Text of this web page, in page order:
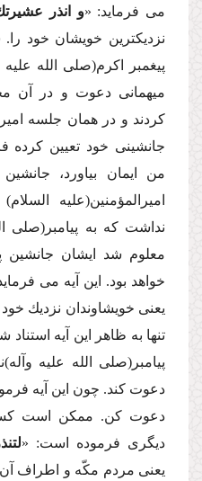
مى فرماید: «و انذر
نزدیكترین خویشان خود
پیغمبر اكرم(صلى الله
میهمانى دعوت و در آن
كردند و در همان جلسه
جانشینى خود تعیین كرده
من ایمان بیاورد،
امیرالمؤمنین(علیه
نداشت كه به پیامبر(صلى
معلوم شد ایشان جانشین
خواهد بود. این آیه مى
یعنى خویشاوندان نزدیك
تنها به ظاهر این آیه
پیامبر(صلى الله علیه
دعوت كند. چون این آیه
دعوت كن. ممكن است كسى
دیگرى فرموده است: «
یعنى مردم مكّه و اطراف آن